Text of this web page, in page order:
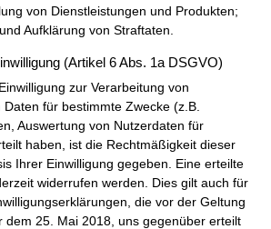
von Dienstleistungen und Produkten;
Aufklärung von Straftaten.
(Artikel 6 Abs. 1a DSGVO)
zur Verarbeitung von
für bestimmte Zwecke (z.B.
Auswertung von Nutzerdaten für
haben, ist die Rechtmäßigkeit dieser
Ihrer Einwilligung gegeben. Eine erteilte
widerrufen werden. Dies gilt auch für
die vor der Geltung
dem 25. Mai 2018, uns gegenüber erteilt